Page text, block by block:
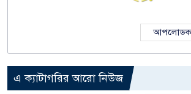
এ ক্যাটাগরির আরো নিউজ